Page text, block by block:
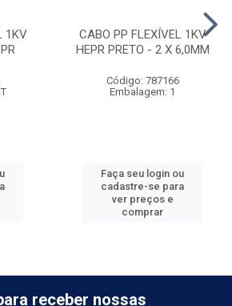
1KV
CABO PP FLEXÍVEL 1KV
HEPR PRETO - 2 X 6,0MM
Código: 787166
Embalagem: 1
Faça seu login ou
cadastre-se para
ver preços e
comprar
receber nossas